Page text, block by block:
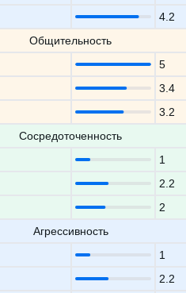
4.2
Общительность
5
3.4
3.2
Сосредоточенность
1
2.2
2
Агрессивность
1
2.2